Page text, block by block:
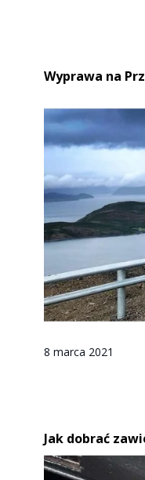
Wyprawa na
8 marca 2021
Jak dobrać